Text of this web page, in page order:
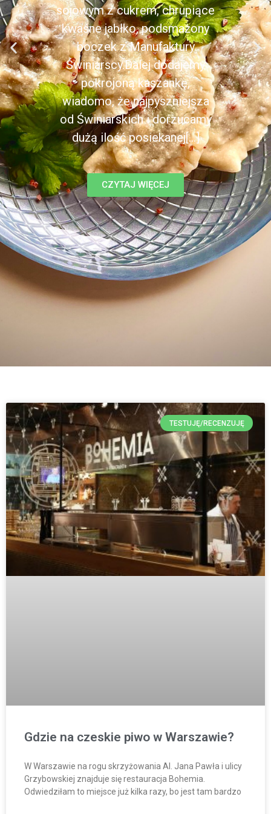
sojowym z cukrem, chrupiące
kwaśne jabłko, podsmażony
boczek z Manufaktury
Świniarscy.Dalej dodajemy
pokrojoną kaszankę,
wiadomo, że najpyszniejsza
od Świniarskich i dorzucamy
dużą ilość posiekanej[...]
CZYTAJ WIĘCEJ
TESTUJĘ/RECENZUJĘ
Gdzie na czeskie piwo w Warszawie?
W Warszawie na rogu skrzyżowania Al. Jana Pawła i ulicy
Grzybowskiej znajduje się restauracja Bohemia.
Odwiedziłam to miejsce już kilka razy, bo jest tam bardzo